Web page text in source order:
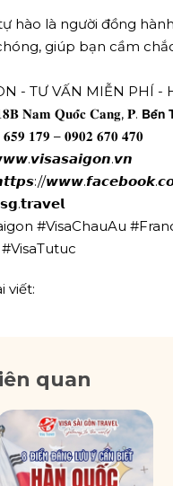
tự hào là người đồng
giúp bạn cầm
- TƯ VẤN MIỄN PHÍ -
𝐍𝐚𝐦 𝐐𝐮𝐨̂́𝐜 𝐂𝐚𝐧𝐠, 𝐏.
𝟔𝟓𝟗 𝟏𝟕𝟗 – 𝟎𝟗𝟎𝟐 𝟔𝟕𝟎 𝟒𝟕𝟎
#VisaChauAu
viết:
quan